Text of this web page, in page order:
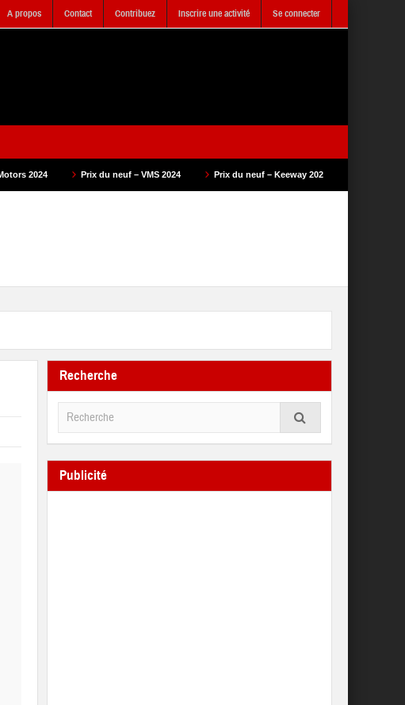
A propos Contact Contribuez Inscrire une activité Se connecter
du neuf – VMS 2024 Prix du neuf – Keeway 2023 Prix du neuf – SAM Cycle 2023
Recherche
Publicité